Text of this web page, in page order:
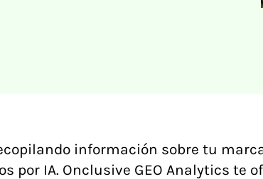
información sobre tu
por IA. Onclusive GEO Analytics te